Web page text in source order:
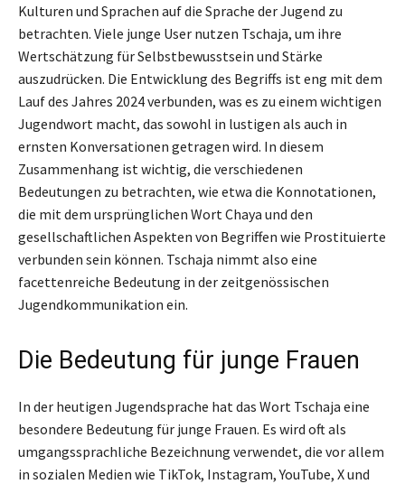
Kulturen und Sprachen auf die Sprache der Jugend zu
betrachten. Viele junge User nutzen Tschaja, um ihre
Wertschätzung für Selbstbewusstsein und Stärke
auszudrücken. Die Entwicklung des Begriffs ist eng mit dem
Lauf des Jahres 2024 verbunden, was es zu einem wichtigen
Jugendwort macht, das sowohl in lustigen als auch in
ernsten Konversationen getragen wird. In diesem
Zusammenhang ist wichtig, die verschiedenen
Bedeutungen zu betrachten, wie etwa die Konnotationen,
die mit dem ursprünglichen Wort Chaya und den
gesellschaftlichen Aspekten von Begriffen wie Prostituierte
verbunden sein können. Tschaja nimmt also eine
facettenreiche Bedeutung in der zeitgenössischen
Jugendkommunikation ein.
Die Bedeutung für junge Frauen
In der heutigen Jugendsprache hat das Wort Tschaja eine
besondere Bedeutung für junge Frauen. Es wird oft als
umgangssprachliche Bezeichnung verwendet, die vor allem
in sozialen Medien wie TikTok, Instagram, YouTube, X und